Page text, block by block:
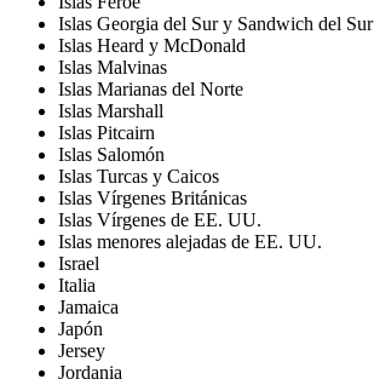
Islas Georgia del Sur y Sandwich del Sur
Islas Heard y McDonald
Islas Malvinas
Islas Marianas del Norte
Islas Marshall
Islas Pitcairn
Islas Salomón
Islas Turcas y Caicos
Islas Vírgenes Británicas
Islas Vírgenes de EE. UU.
Islas menores alejadas de EE. UU.
Israel
Italia
Jamaica
Japón
Jersey
Jordania